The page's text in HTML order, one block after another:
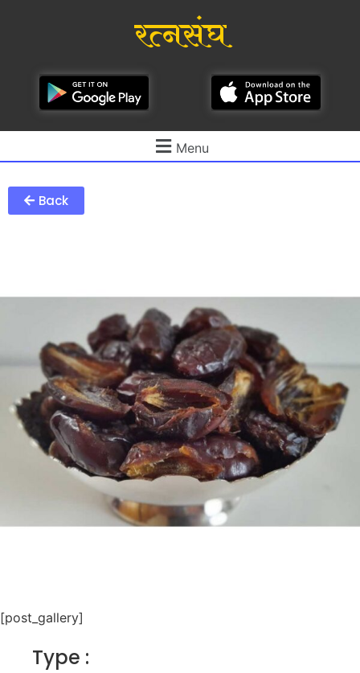
रत्नसंघ
Menu
Back
[post_gallery]
Type :